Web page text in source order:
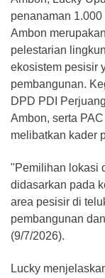
penanaman
Ambon
pelestarian
ekosistem pesisir
pembangunan.
DPD PDI
Ambon, serta
melibatkan kader
"Pemilihan lokasi
didasarkan pada
area pesisir di
pembangunan
(9/7/2026).
Lucky